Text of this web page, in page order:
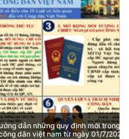
dẫn những quy định mới trong lĩnh
dân việt nam từ ngày 01/7/2026